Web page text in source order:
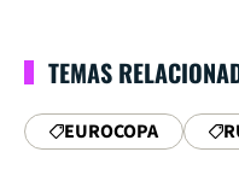
TEMAS
EUROCOPA